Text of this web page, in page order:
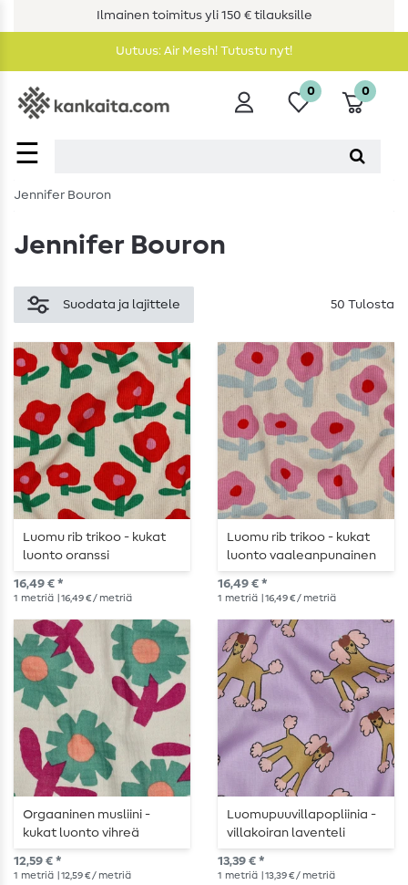
Ilmainen toimitus yli 150 € tilauksille
Uutuus: Air Mesh! Tutustu nyt!
☰
0 0
Jennifer Bouron
Jennifer Bouron
Suodata ja lajittele 50 Tulosta
Luomu rib trikoo - kukat
luonto oranssi
16,49 € *
1 metriä | 16,49 € / metriä
Luomu rib trikoo - kukat
luonto vaaleanpunainen
16,49 € *
1 metriä | 16,49 € / metriä
Orgaaninen musliini -
kukat luonto vihreä
12,59 € *
1 metriä | 12,59 € / metriä
Luomupuuvillapopliinia -
villakoiran laventeli
13,39 € *
1 metriä | 13,39 € / metriä